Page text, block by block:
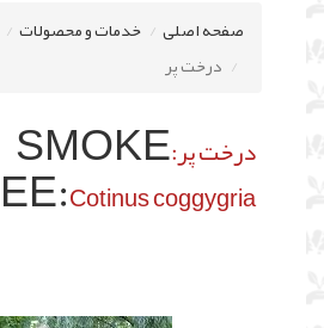
صفحه اصلی خدمات و محصولات
درخت پر
درخت پر:SMOKE
Cotinus coggygria